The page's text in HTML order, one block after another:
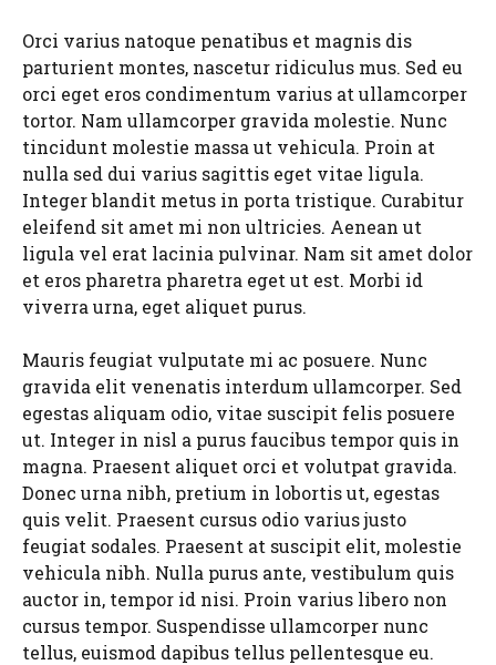
Orci varius natoque penatibus et magnis dis
parturient montes, nascetur ridiculus mus. Sed eu
orci eget eros condimentum varius at ullamcorper
tortor. Nam ullamcorper gravida molestie. Nunc
tincidunt molestie massa ut vehicula. Proin at
nulla sed dui varius sagittis eget vitae ligula.
Integer blandit metus in porta tristique. Curabitur
eleifend sit amet mi non ultricies. Aenean ut
ligula vel erat lacinia pulvinar. Nam sit amet dolor
et eros pharetra pharetra eget ut est. Morbi id
viverra urna, eget aliquet purus.
Mauris feugiat vulputate mi ac posuere. Nunc
gravida elit venenatis interdum ullamcorper. Sed
egestas aliquam odio, vitae suscipit felis posuere
ut. Integer in nisl a purus faucibus tempor quis in
magna. Praesent aliquet orci et volutpat gravida.
Donec urna nibh, pretium in lobortis ut, egestas
quis velit. Praesent cursus odio varius justo
feugiat sodales. Praesent at suscipit elit, molestie
vehicula nibh. Nulla purus ante, vestibulum quis
auctor in, tempor id nisi. Proin varius libero non
cursus tempor. Suspendisse ullamcorper nunc
tellus, euismod dapibus tellus pellentesque eu.